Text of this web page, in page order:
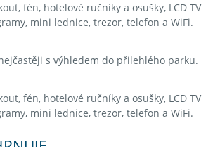
fén, hotelové ručníky a osušky, LCD TV
mini lednice, trezor, telefon a WiFi.
s výhledem do přilehlého parku.
fén, hotelové ručníky a osušky, LCD TV
mini lednice, trezor, telefon a WiFi.